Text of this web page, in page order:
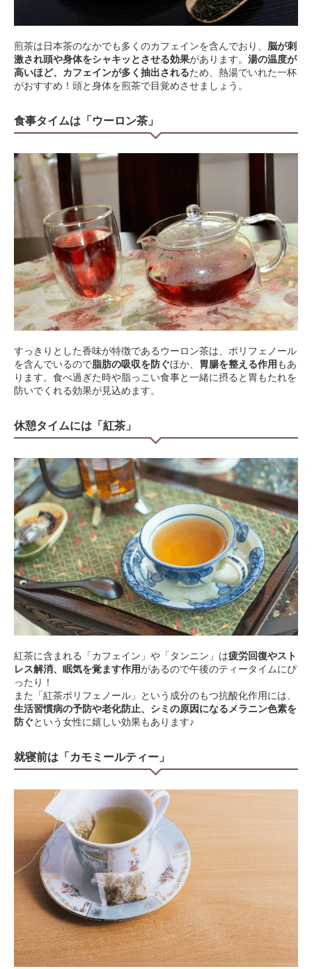
煎茶は日本茶のなかでも多くのカフェインを含んでおり、 脳が刺
激され頭や身体をシャキッとさせる効果があります。 湯の温度が
高いほど、カフェインが多く抽出されるため、熱湯でいれた一杯
がおすすめ！頭と身体を煎茶で目覚めさせましょう。
食事タイムは「ウーロン茶」
すっきりとした香味が特徴であるウーロン茶は、ポリフェノール
を含んでいるので脂肪の吸収を防ぐほか、 胃腸を整える作用 もあ
ります。食べ過ぎた時や脂っこい食事と一緒に摂ると胃もたれを
防いでくれる効果が見込めます。
休憩タイムには「紅茶」
紅茶に含まれる「カフェイン」や「タンニン」は疲労回復やスト
レス解消、眠気を覚ます作用があるので午後のティータイムにぴ
ったり！
また「紅茶ポリフェノール」という成分のもつ抗酸化作用には、
生活習慣病の予防や老化防止、シミの原因になるメラニン色素を
防ぐという女性に嬉しい効果もあります♪
就寝前は「カモミールティー」